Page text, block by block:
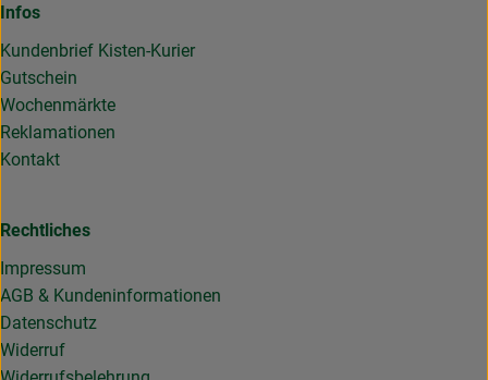
Infos
Kundenbrief Kisten-Kurier
Gutschein
Wochenmärkte
Reklamationen
Kontakt
Rechtliches
Impressum
AGB & Kundeninformationen
Datenschutz
Widerruf